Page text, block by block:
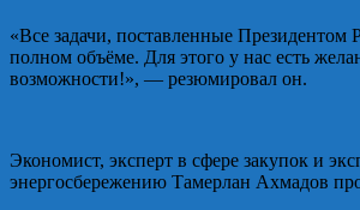
«Все задачи, поставленные
полном объёме. Для этого у нас есть
возможности!», — резюмировал он.
Экономист, эксперт в сфере закупок и
энергосбережению Тамерлан Ахмадов